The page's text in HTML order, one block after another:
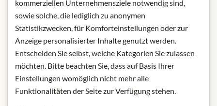
Unwiederstehlich frisch und würzig,
ein echter Ausdruck südfranzösischer
Lebensfreude! Gegründet im Jahr
1830 wurde Berger eines der Symbole
der provenzalischen Kultur.
Erzeuger: BLMHD SAS, 18 rue de
l’Entrepôt 94220 Charenton-le-pont
Gebiet: Frankreich
kommerziellen Unternehmensziele notwendig sind,
sowie solche, die lediglich zu anonymen
Statistikzwecken, für Komforteinstellungen oder zur
Anzeige personalisierter Inhalte genutzt werden.
Entscheiden Sie selbst, welche Kategorien Sie zulassen
möchten. Bitte beachten Sie, dass auf Basis Ihrer
Einstellungen womöglich nicht mehr alle
Funktionalitäten der Seite zur Verfügung stehen.